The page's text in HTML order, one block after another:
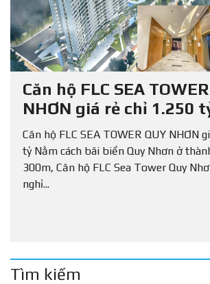
Căn hộ FLC SEA
NHƠN giá rẻ chỉ 1.250
Căn hộ FLC SEA TOWER QUY NHƠN
tỷ Nằm cách bãi biển Quy Nhơn ở
300m, Căn hộ FLC Sea Tower Quy
nghỉ...
Tìm kiếm